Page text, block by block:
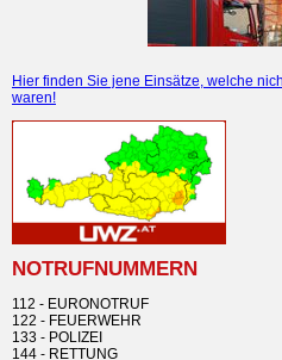
Hier finden Sie jene Einsätze, welche
waren!
NOTRUFNUMMERN
112 - EURONOTRUF
122 - FEUERWEHR
133 - POLIZEI
144 - RETTUNG